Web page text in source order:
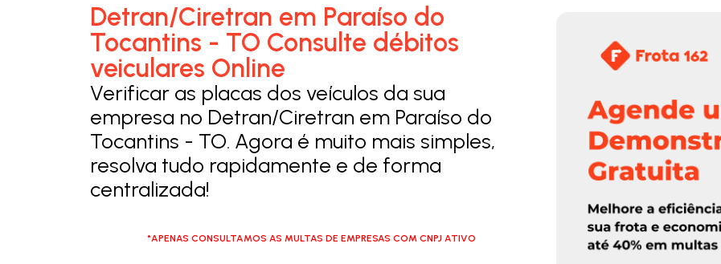
Detran/Ciretran em Paraíso do
Tocantins - TO Consulte débitos
veiculares Online
Verificar as placas dos veículos da sua
empresa no Detran/Ciretran em Paraíso do
Tocantins - TO. Agora é muito mais simples,
resolva tudo rapidamente e de forma
centralizada!
*APENAS CONSULTAMOS AS MULTAS DE EMPRESAS COM CNPJ ATIVO